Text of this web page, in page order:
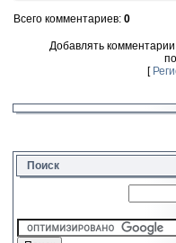
Всего комментариев: 0
Добавлять
[
Поиск